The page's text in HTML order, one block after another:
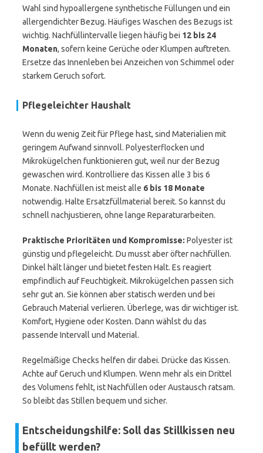
Wahl sind hypoallergene synthetische Füllungen und ein
allergendichter Bezug. Häufiges Waschen des Bezugs ist
wichtig. Nachfüllintervalle liegen häufig bei 12 bis 24
Monaten, sofern keine Gerüche oder Klumpen auftreten.
Ersetze das Innenleben bei Anzeichen von Schimmel oder
starkem Geruch sofort.
Pflegeleichter Haushalt
Wenn du wenig Zeit für Pflege hast, sind Materialien mit
geringem Aufwand sinnvoll. Polyesterflocken und
Mikrokügelchen funktionieren gut, weil nur der Bezug
gewaschen wird. Kontrolliere das Kissen alle 3 bis 6
Monate. Nachfüllen ist meist alle 6 bis 18 Monate
notwendig. Halte Ersatzfüllmaterial bereit. So kannst du
schnell nachjustieren, ohne lange Reparaturarbeiten.
Praktische Prioritäten und Kompromisse: Polyester ist
günstig und pflegeleicht. Du musst aber öfter nachfüllen.
Dinkel hält länger und bietet festen Halt. Es reagiert
empfindlich auf Feuchtigkeit. Mikrokügelchen passen sich
sehr gut an. Sie können aber statisch werden und bei
Gebrauch Material verlieren. Überlege, was dir wichtiger ist.
Komfort, Hygiene oder Kosten. Dann wählst du das
passende Intervall und Material.
Regelmäßige Checks helfen dir dabei. Drücke das Kissen.
Achte auf Geruch und Klumpen. Wenn mehr als ein Drittel
des Volumens fehlt, ist Nachfüllen oder Austausch ratsam.
So bleibt das Stillen bequem und sicher.
Entscheidungshilfe: Soll das Stillkissen neu
befüllt werden?